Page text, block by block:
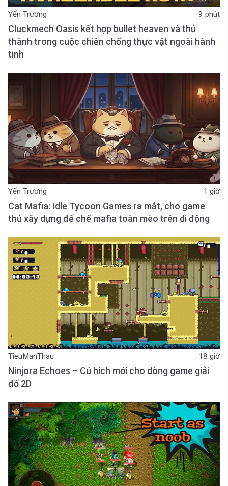
Yến Trương 9 phút
Cluckmech Oasis kết hợp bullet heaven và thủ
thành trong cuộc chiến chống thực vật ngoài hành
tinh
Yến Trương 1 giờ
Cat Mafia: Idle Tycoon Games ra mắt, cho game
thủ xây dựng đế chế mafia toàn mèo trên di động
TieuManThau 18 giờ
Ninjora Echoes – Cú hích mới cho dòng game giải
đố 2D